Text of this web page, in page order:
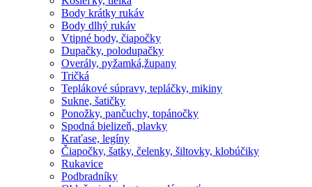
Body krátky rukáv
Body dlhý rukáv
Vtipné body, čiapočky
Dupačky, polodupačky
Overály, pyžamká,župany
Tričká
Teplákové súpravy, tepláčky, mikiny
Sukne, šatičky
Ponožky, pančuchy, topánočky
Spodná bielizeň, plavky
Kraťase, legíny
Čiapočky, šatky, čelenky, šiltovky, klobúčiky
Rukavice
Podbradníky